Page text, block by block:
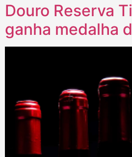
Douro Reserva
ganha medalha